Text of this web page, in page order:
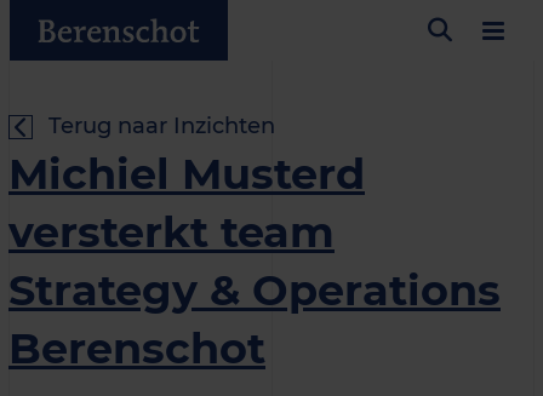
Terug naar Inzichten
Michiel Musterd
versterkt team
Strategy & Operations
Berenschot